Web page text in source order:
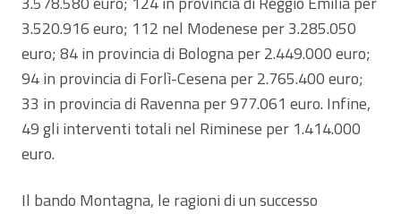
3.520.916 euro; 112 nel Modenese per 3.285.050
euro; 84 in provincia di Bologna per 2.449.000 euro;
94 in provincia di Forlì-Cesena per 2.765.400 euro;
33 in provincia di Ravenna per 977.061 euro. Infine,
49 gli interventi totali nel Riminese per 1.414.000
euro.
Il bando Montagna, le ragioni di un successo